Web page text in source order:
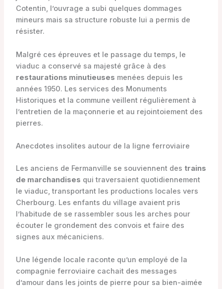
Cotentin, l’ouvrage a subi quelques dommages
mineurs mais sa structure robuste lui a permis de
résister.
Malgré ces épreuves et le passage du temps, le
viaduc a conservé sa majesté grâce à des
restaurations minutieuses menées depuis les
années 1950. Les services des Monuments
Historiques et la commune veillent régulièrement à
l’entretien de la maçonnerie et au rejointoiement des
pierres.
Anecdotes insolites autour de la ligne ferroviaire
Les anciens de Fermanville se souviennent des trains
de marchandises qui traversaient quotidiennement
le viaduc, transportant les productions locales vers
Cherbourg. Les enfants du village avaient pris
l’habitude de se rassembler sous les arches pour
écouter le grondement des convois et faire des
signes aux mécaniciens.
Une légende locale raconte qu’un employé de la
compagnie ferroviaire cachait des messages
d’amour dans les joints de pierre pour sa bien-aimée